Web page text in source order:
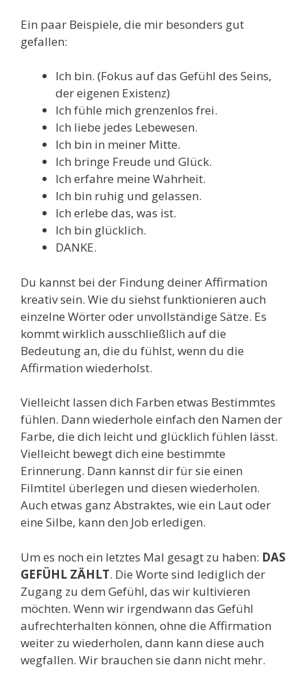
Ein paar Beispiele, die mir besonders gut
gefallen:
Ich bin. (Fokus auf das Gefühl des Seins,
der eigenen Existenz)
Ich fühle mich grenzenlos frei.
Ich liebe jedes Lebewesen.
Ich bin in meiner Mitte.
Ich bringe Freude und Glück.
Ich erfahre meine Wahrheit.
Ich bin ruhig und gelassen.
Ich erlebe das, was ist.
Ich bin glücklich.
DANKE.
Du kannst bei der Findung deiner Affirmation
kreativ sein. Wie du siehst funktionieren auch
einzelne Wörter oder unvollständige Sätze. Es
kommt wirklich ausschließlich auf die
Bedeutung an, die du fühlst, wenn du die
Affirmation wiederholst.
Vielleicht lassen dich Farben etwas Bestimmtes
fühlen. Dann wiederhole einfach den Namen der
Farbe, die dich leicht und glücklich fühlen lässt.
Vielleicht bewegt dich eine bestimmte
Erinnerung. Dann kannst dir für sie einen
Filmtitel überlegen und diesen wiederholen.
Auch etwas ganz Abstraktes, wie ein Laut oder
eine Silbe, kann den Job erledigen.
Um es noch ein letztes Mal gesagt zu haben: DAS
GEFÜHL ZÄHLT. Die Worte sind lediglich der
Zugang zu dem Gefühl, das wir kultivieren
möchten. Wenn wir irgendwann das Gefühl
aufrechterhalten können, ohne die Affirmation
weiter zu wiederholen, dann kann diese auch
wegfallen. Wir brauchen sie dann nicht mehr.